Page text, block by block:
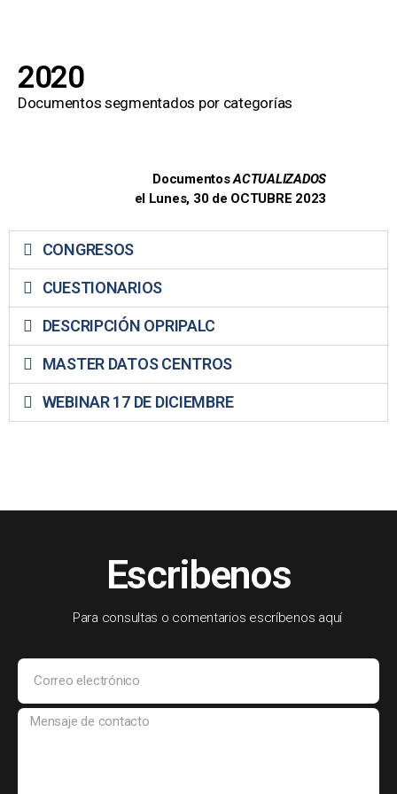
2020
Documentos segmentados por categorías
DocumentosACTUALIZADOS
el Lunes, 30 de OCTUBRE 2023
CONGRESOS
CUESTIONARIOS
DESCRIPCIÓN OPRIPALC
MASTER DATOS CENTROS
WEBINAR 17 DE DICIEMBRE
Escribenos
Para consultas o comentarios escríbenos aquí